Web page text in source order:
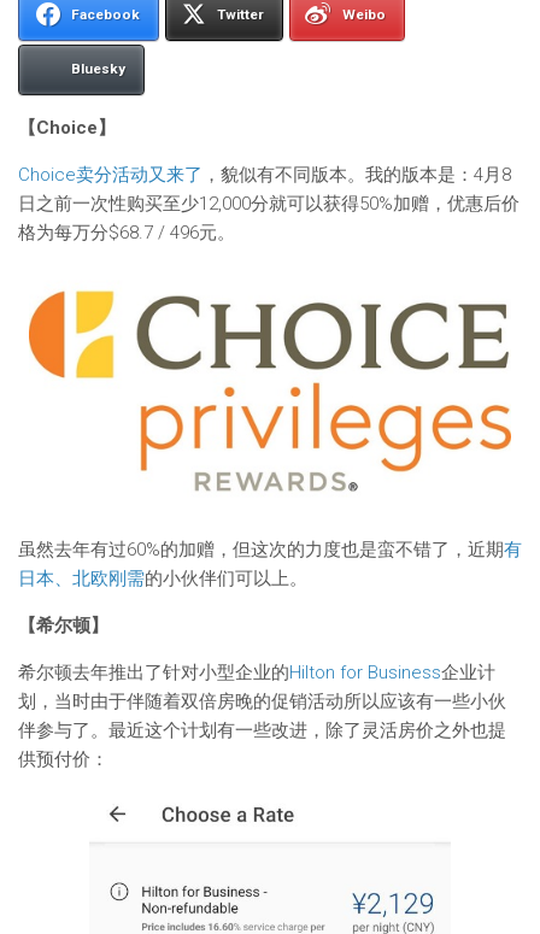
Facebook Twitter Weibo
Bluesky
【Choice】
Choice卖分活动又来了 ，貌似有不同版本。我的版本是：4月8
日之前一次性购买至少12,000分就可以获得50%加赠，优惠后价
格为每万分$68.7 / 496元。
虽然去年有过60%的加赠，但这次的力度也是蛮不错了，近期有
日本、北欧刚需的小伙伴们可以上。
【希尔顿】
希尔顿去年推出了针对小型企业的Hilton for Business企业计
划，当时由于伴随着双倍房晚的促销活动所以应该有一些小伙
伴参与了。最近这个计划有一些改进，除了灵活房价之外也提
供预付价：